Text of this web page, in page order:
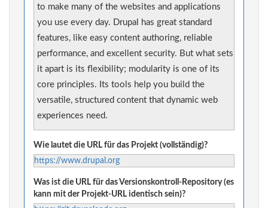
to make many of the websites and applications
you use every day. Drupal has great standard
features, like easy content authoring, reliable
performance, and excellent security. But what sets
it apart is its flexibility; modularity is one of its
core principles. Its tools help you build the
versatile, structured content that dynamic web
experiences need.
Wie lautet die URL für das Projekt (vollständig)?
https://www.drupal.org
Was ist die URL für das Versionskontroll-Repository (es
kann mit der Projekt-URL identisch sein)?